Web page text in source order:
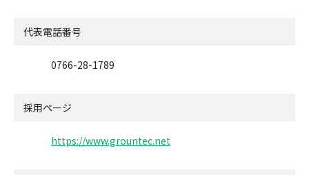
代表電話番号
0766-28-1789
採用ページ
https://www.grountec.net